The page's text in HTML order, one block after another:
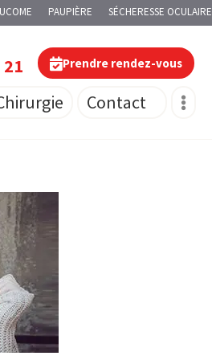
PAUPIÈRE SÉCHERESSE OCULAIRE
21 Prendre rendez-vous
Contact